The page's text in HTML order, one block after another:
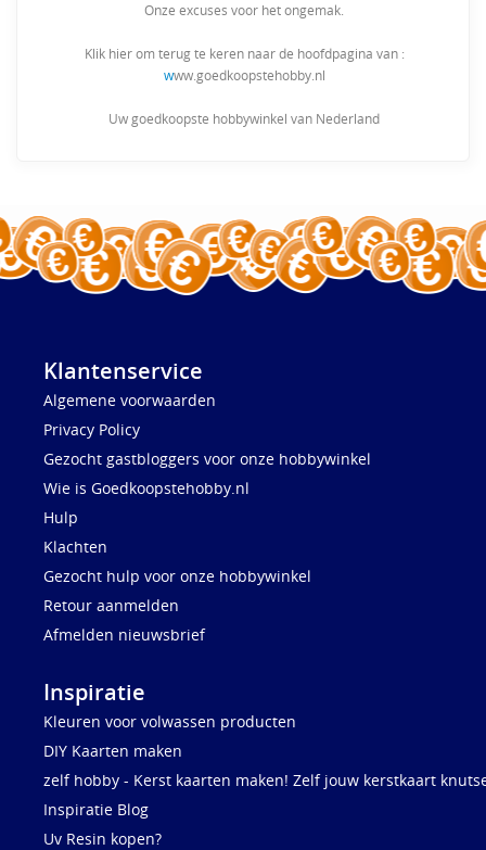
Onze excuses voor het ongemak.
Klik hier om terug te keren naar de hoofdpagina van :
www.goedkoopstehobby.nl
Uw goedkoopste hobbywinkel van Nederland
Klantenservice
Algemene voorwaarden
Privacy Policy
Gezocht gastbloggers voor onze hobbywinkel
Wie is Goedkoopstehobby.nl
Hulp
Klachten
Gezocht hulp voor onze hobbywinkel
Retour aanmelden
Afmelden nieuwsbrief
Inspiratie
Kleuren voor volwassen producten
DIY Kaarten maken
zelf hobby - Kerst kaarten maken! Zelf jouw kerstkaart
Inspiratie Blog
Uv Resin kopen?